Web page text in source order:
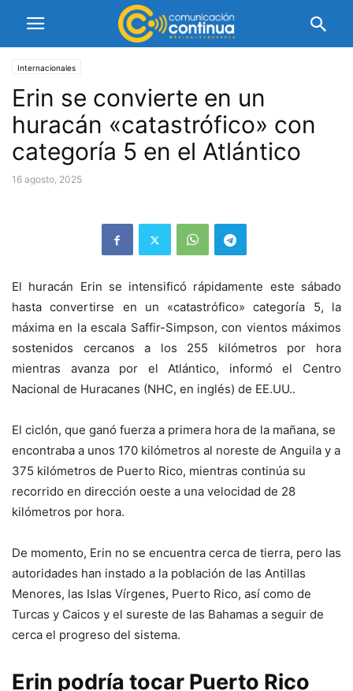
Internacionales
Erin se convierte en un
huracán «catastrófico» con
categoría 5 en el Atlántico
16 agosto, 2025
El huracán Erin se intensificó rápidamente este sábado
hasta convertirse en un «catastrófico» categoría 5, la
máxima en la escala Saffir-Simpson, con vientos máximos
sostenidos cercanos a los 255 kilómetros por hora
mientras avanza por el Atlántico, informó el Centro
Nacional de Huracanes (NHC, en inglés) de EE.UU..
El ciclón, que ganó fuerza a primera hora de la mañana, se
encontraba a unos 170 kilómetros al noreste de Anguila y a
375 kilómetros de Puerto Rico, mientras continúa su
recorrido en dirección oeste a una velocidad de 28
kilómetros por hora.
De momento, Erin no se encuentra cerca de tierra, pero las
autoridades han instado a la población de las Antillas
Menores, las Islas Vírgenes, Puerto Rico, así como de
Turcas y Caicos y el sureste de las Bahamas a seguir de
cerca el progreso del sistema.
Erin podría tocar Puerto Rico